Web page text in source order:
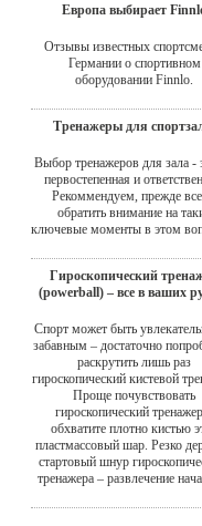
Европа выбирает
Отзывы известных
Германии о спортивном
оборудовании Finnlo.
Тренажеры для
Выбор тренажеров для зала -
первостепенная и
Рекоммендуем, прежде
обратить внимание на
ключевые моменты в этом
Гироскопический
(powerball) – все в ваших
Спорт может быть
забавным – достаточно
раскрутить лишь раз
гироскопический кистевой
Проще почувствовать
гироскопический
обхватите плотно кистью
пластмассовый шар. Резко
стартовый шнур
тренажера – развлечение